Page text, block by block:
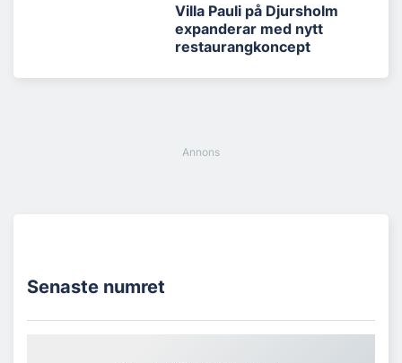
Villa Pauli på Djursholm
expanderar med nytt
restaurangkoncept
Senaste numret